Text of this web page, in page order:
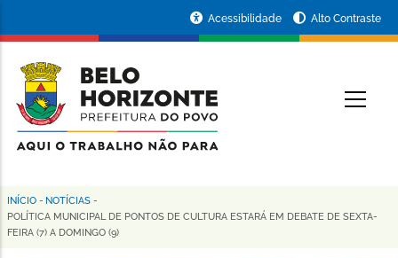
conteúdo
principal
da
Prefeitura
de
Horizonte
Acessibilidade Alto Contraste
Trilha
de
INÍCIO - NOTÍCIAS -
POLÍTICA MUNICIPAL DE PONTOS DE CULTURA ESTARÁ EM DEBATE DE SEXTA-
FEIRA (7) A DOMINGO (9)